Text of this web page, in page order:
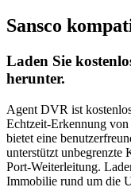
Sansco
Laden Sie
herunter.
Agent DVR ist
Echtzeit-Erkennung von
bietet eine
unterstützt unbegrenzte
Port-Weiterleitung.
Immobilie rund um die